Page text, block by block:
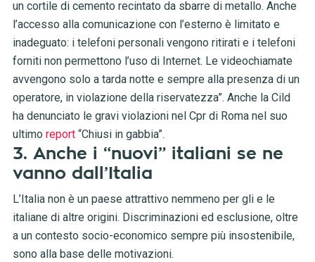
un cortile di cemento recintato da sbarre di metallo. Anche
l’accesso alla comunicazione con l’esterno è limitato e
inadeguato: i telefoni personali vengono ritirati e i telefoni
forniti non permettono l’uso di Internet. Le videochiamate
avvengono solo a tarda notte e sempre alla presenza di un
operatore, in violazione della riservatezza”. Anche la Cild
ha denunciato le gravi violazioni nel Cpr di Roma nel suo
ultimo report“Chiusi in gabbia”.
3. Anche i “nuovi” italiani se ne
vanno dall’Italia
L’Italia non è un paese attrattivo nemmeno per gli e le
italiane di altre origini. Discriminazioni ed esclusione, oltre
a un contesto socio-economico sempre più insostenibile,
sono alla base delle motivazioni.